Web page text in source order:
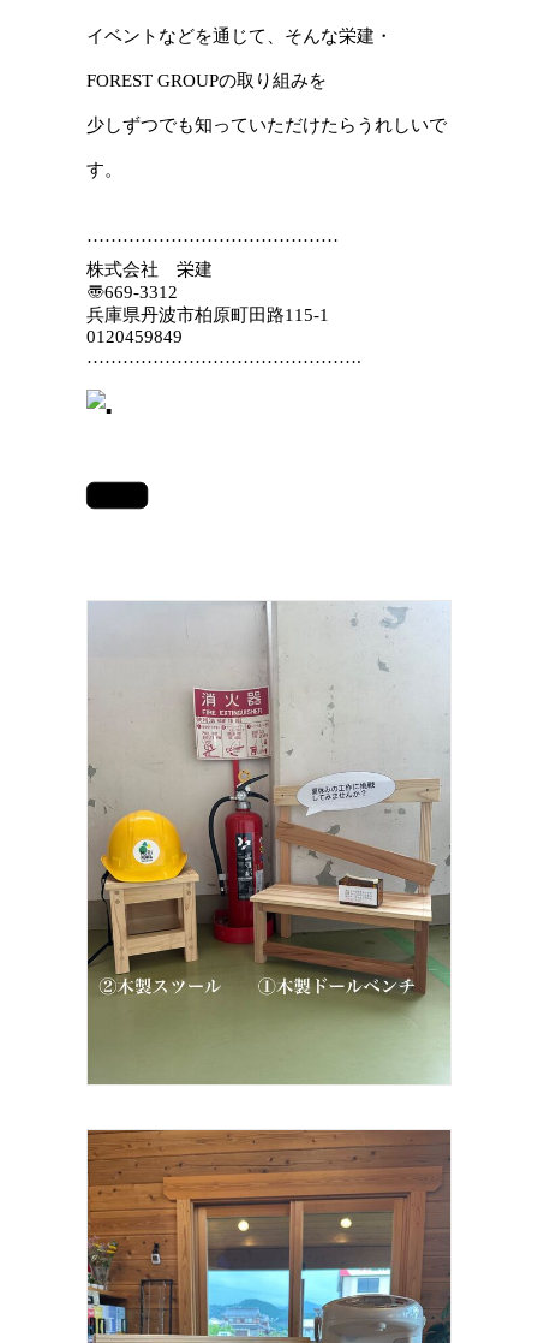
イベントなどを通じて、そんな栄建・
FOREST GROUPの取り組みを
少しずつでも知っていただけたらうれしいで
す。
……………………………………
株式会社 栄建
〠669-3312
兵庫県丹波市柏原町田路115-1
0120459849
……………………………………….